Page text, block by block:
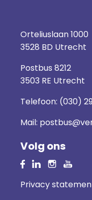
Orteliuslaan 1000
3528 BD Utrecht
Postbus 8212
3503 RE Utrecht
Telefoon: (030)
Mail:
Volg ons
Privacy